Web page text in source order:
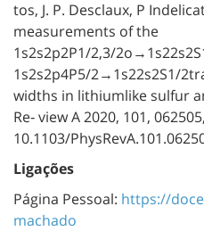
tos, J. P. Desclaux, P
measurements of the
1s2s2p2P1/2,3/
1s2s2p4P5/2→1s22s2S1/
widths in lithiumlike sulfur
Re‐ view A 2020, 101,
10.1103/
Ligações
Página Pessoal: https://
machado